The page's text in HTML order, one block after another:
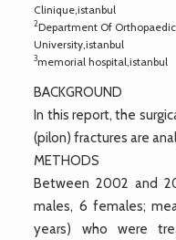
Clinique,istanbul
2Department Of
University,istanbul
3memorial hospital,istanbul
BACKGROUND
In this report, the
(pilon) fractures are
METHODS
Between 2002 and
males, 6 females;
years) who were